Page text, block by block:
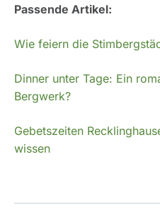
Passende Artikel:
Wie feiern die
Dinner unter Tage: Ein
Bergwerk?
Gebetszeiten
wissen